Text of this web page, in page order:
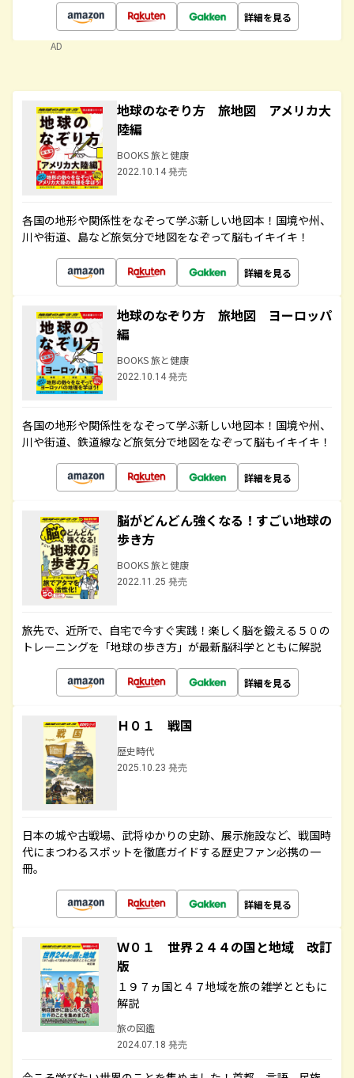
詳細を見る
AD
地球のなぞり方 旅地図 アメリカ大
陸編
BOOKS 旅と健康
2022.10.14 発売
各国の地形や関係性をなぞって学ぶ新しい地図本！国境や州、
川や街道、島など旅気分で地図をなぞって脳もイキイキ！
詳細を見る
地球のなぞり方 旅地図 ヨーロッパ
編
BOOKS 旅と健康
2022.10.14 発売
各国の地形や関係性をなぞって学ぶ新しい地図本！国境や州、
川や街道、鉄道線など旅気分で地図をなぞって脳もイキイキ！
詳細を見る
脳がどんどん強くなる！すごい地球の
歩き方
BOOKS 旅と健康
2022.11.25 発売
旅先で、近所で、自宅で今すぐ実践！楽しく脳を鍛える５０の
トレーニングを「地球の歩き方」が最新脳科学とともに解説
詳細を見る
Ｈ０１ 戦国
歴史時代
2025.10.23 発売
日本の城や古戦場、武将ゆかりの史跡、展示施設など、戦国時
代にまつわるスポットを徹底ガイドする歴史ファン必携の一
冊。
詳細を見る
Ｗ０１ 世界２４４の国と地域 改訂
版
１９７ヵ国と４７地域を旅の雑学とともに
解説
旅の図鑑
2024.07.18 発売